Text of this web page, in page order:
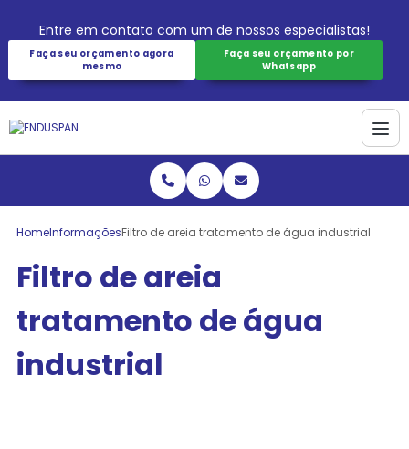
Entre em contato com um de nossos especialistas!
Faça seu orçamento agora
mesmo
Faça seu orçamento por
Whatsapp
HomeInformaçõesFiltro de areia tratamento de água industrial
Filtro de areia
tratamento de água
industrial